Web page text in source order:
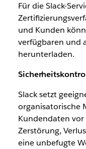
Für die Slack-
und Kunden
verfügbaren und
herunterladen.
Slack setzt
organisatorische
Kundendaten vor
Zerstörung,
eine unbefugte